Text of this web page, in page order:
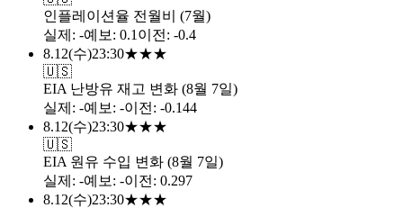
인플레이션율 전월비 (7월)
실제 : -예보 : 0.1 이전 : -0.4
8.12(수)23:30★★★
🇺🇸
EIA 난방유 재고 변화 (8월 7일)
실제 : -예보 : -이전 : -0.144
8.12(수)23:30★★★
🇺🇸
EIA 원유 수입 변화 (8월 7일)
실제 : -예보 : -이전 : 0.297
8.12(수)23:30★★★